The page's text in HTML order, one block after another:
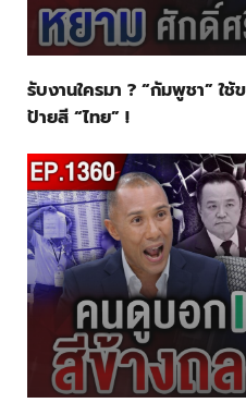
รับงานใครมา ? “กัมพูชา” ใ
ป้ายสี “ไทย” !